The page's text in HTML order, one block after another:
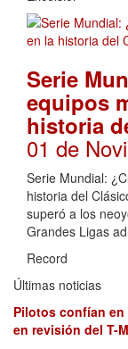
Serie
equipos
historia
01 de
Serie Mundial:
historia del
superó a los
Grandes Ligas
Record
Últimas noticias
Pilotos confían en
en revisión del T-